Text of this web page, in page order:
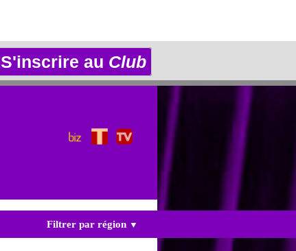
S'inscrire au Club
Filtrer par région ▼